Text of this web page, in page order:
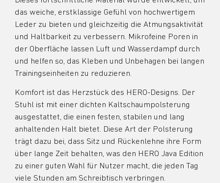
das weiche, erstklassige Gefühl von hochwertigem
Leder zu bieten und gleichzeitig die Atmungsaktivität
und Haltbarkeit zu verbessern. Mikrofeine Poren in
der Oberfläche lassen Luft und Wasserdampf durch
und helfen so, das Kleben und Unbehagen bei langen
Trainingseinheiten zu reduzieren.
Komfort ist das Herzstück des HERO-Designs. Der
Stuhl ist mit einer dichten Kaltschaumpolsterung
ausgestattet, die einen festen, stabilen und lang
anhaltenden Halt bietet. Diese Art der Polsterung
trägt dazu bei, dass Sitz und Rückenlehne ihre Form
über lange Zeit behalten, was den HERO Java Edition
zu einer guten Wahl für Nutzer macht, die jeden Tag
viele Stunden am Schreibtisch verbringen.